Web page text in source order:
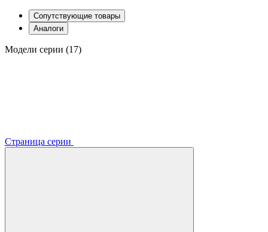
Сопутствующие товары
Аналоги
Модели серии (17)
Страница серии